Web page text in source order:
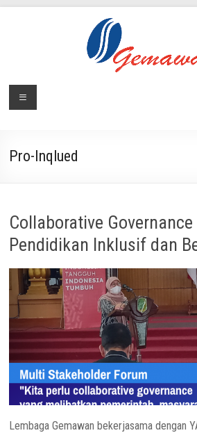
Lembaga
Swadaya
Menu
Pro-Inqlued
Collaborative
Pendidikan Inklusif dan
Lembaga Gemawan bekerjasama dengan